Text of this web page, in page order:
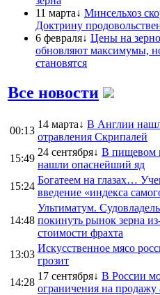
11 марта↓ Минсельхоз
Доктрину
6 февраля↓ Цены на
обновляют максимумы,
становятся
Все новости
00:13
14 марта↓ В Англии
отравления Скрипалей
15:49
24 сентября↓ В пищевом
нашли опаснейший яд
15:24
Богатеем на глазах…
введение «индекса
14:48
Ультиматум.
покинуть рынок зерна
стоимости фрахта
13:03
Искусственное мясо
грозит
14:28
17 сентября↓ В России
ограничения на продажу